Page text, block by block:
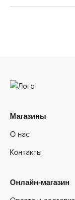
Магазины
О нас
Контакты
Онлайн-магазин